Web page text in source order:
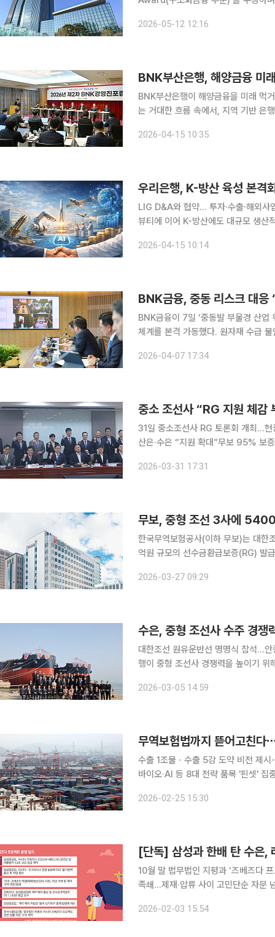
밝혔다. 'Deal of the Y
2026-05-12 12:16
BNK부산은행, 해양금융 미
BNK부산은행이 해양금융을 미래 먹
는 거대한 흐름 속에서, 지역 기반 은행이
표했다고 밝혔다. 계열사 대표와 그룹
2026-04-15 10:35
우리은행, K-방산 육성 본
LIG D&A와 협약… 투자·수출·해외사업 지
뷰티에 이어 K-방산에도 대규모 생산
범위를 넓히며 산업금융 허브로서의
2026-04-15 10:14
BNK금융, 중동 리스크 대응
BNK금융이 7일 ‘중동발 부울경 산업
체계를 본격 가동했다. 원자재 수급
BNK부산은행과 BNK경남은행이 맡
2026-04-07 17:34
중소 조선사 “RG 지원 체감
31일 중소조선사 RG 토론회 개최…
산은·수은 “지원 확대”무보 95% 보증
왔다. 조선업계는 국책은행 중심 구조
2026-03-31 17:31
무보, 중형 조선 3사에
한국무역보험공사(이하 무보)는 대
억원 규모의 선수금환급보증(RG) 발급을 지원했다고
2026-03-27 09:29
수은, 중형 조선사 수주 경
대한조선 원유운반선 명명식 참석…안종혁
행이 중형 조선사 경쟁력을 높이기 위해 맞춤형 금융
2026-03-05 14:59
무역보험법까지 뜯어고친
수출 1조불ㆍ수출 5강 도약 비전 제
바이오·AI 등 8대 전략 품목 '핀셋' 집
글로벌 수출 5강 도약을 위해 민관 합
2026-02-25 15:30
[단독] 삼성과 한배 탄 수은,
10월 말 법무법인 지평과 ‘즈베즈다
족쇄…제재·압류 사이 고민단순 자문 넘
타났다. 삼성중공업이 러시아 측과 1
2026-02-03 15:54